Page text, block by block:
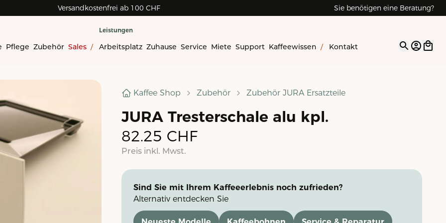
Versandkostenfrei ab 100 CHF Sie benötigen eine Beratung?
Pflege Zubehör Sales /
Leistungen
Arbeitsplatz Zuhause Service Miete Support Kaffeewissen / Kontakt Open
Kaffee Shop Zubehör Zubehör JURA Ersatzteile
JURA Tresterschale alu kpl.
82.25 CHF
Preis inkl. Mwst.
Sind Sie mit Ihrem Kaffeeerlebnis noch zufrieden?
Alternativ entdecken Sie